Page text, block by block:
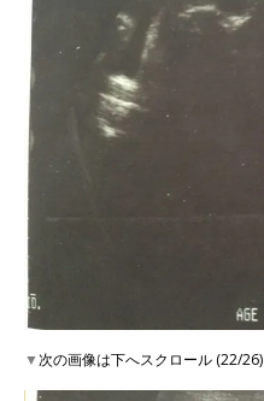
▼次の画像は下へスクロール (22/26)